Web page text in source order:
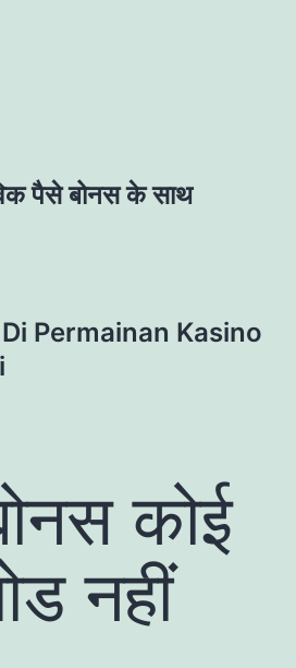
पैसे बोनस के साथ
Permainan Kasino
कोई
नहीं